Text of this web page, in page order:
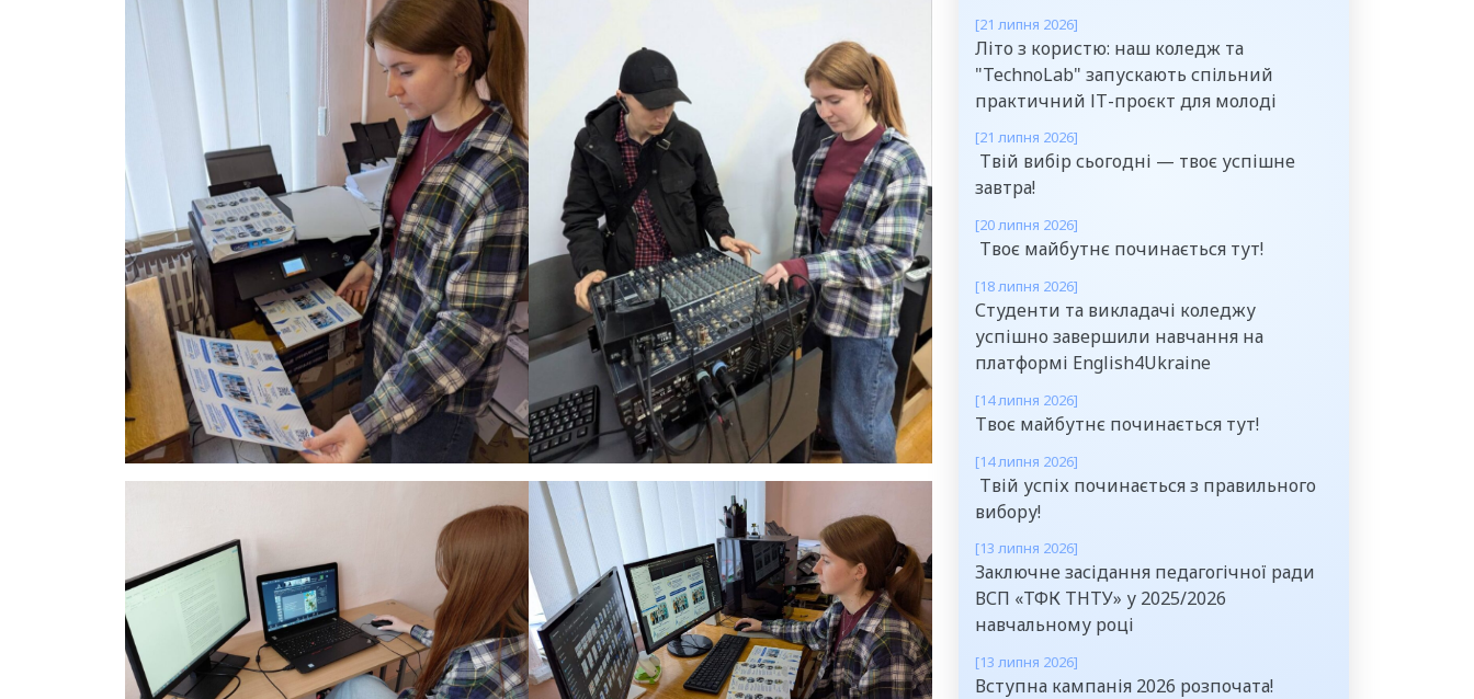
[21 липня 2026]
Літо з користю: наш коледж та
"TechnoLab" запускають спільний
практичний ІТ-проєкт для молоді
[21 липня 2026]
Твій вибір сьогодні — твоє успішне
завтра!
[20 липня 2026]
Твоє майбутнє починається тут!
[18 липня 2026]
Студенти та викладачі коледжу
успішно завершили навчання на
платформі English4Ukraine
[14 липня 2026]
Твоє майбутнє починається тут!
[14 липня 2026]
Твій успіх починається з правильного
вибору!
[13 липня 2026]
Заключне засідання педагогічної ради
ВСП «ТФК ТНТУ» у 2025/2026
навчальному році
[13 липня 2026]
Вступна кампанія 2026 розпочата!